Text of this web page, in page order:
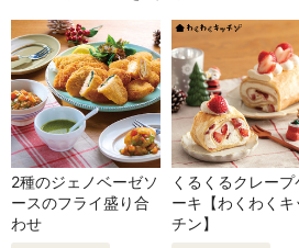
2種のジェノベーゼソ
ースのフライ盛り合
わせ
くるくるクレープ
ーキ【わくわくキ
チン】